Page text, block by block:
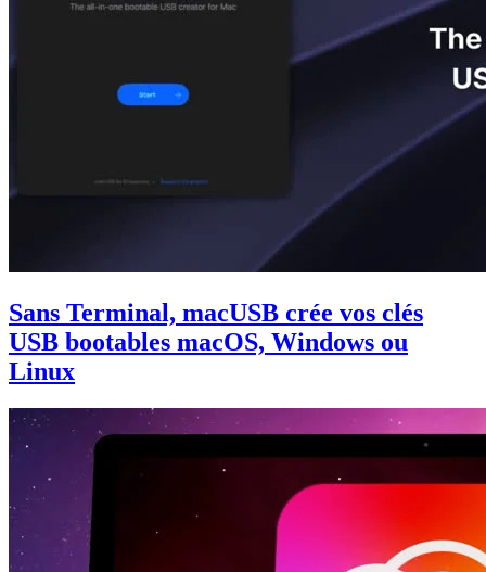
Sans Terminal, macUSB crée vos clés
USB bootables macOS, Windows ou
Linux